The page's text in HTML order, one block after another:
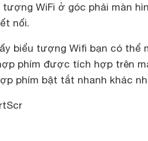
tượng WiFi ở góc phải màn
nối.
biểu tượng Wifi bạn có thể
phím được tích hợp trên
phím bật tắt nhanh khác